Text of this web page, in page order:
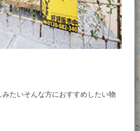
たいそんな方におすすめしたい物